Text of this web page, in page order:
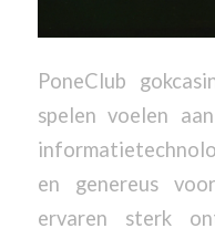
PoneClub
spelen voelen
en genereus
ervaren sterk